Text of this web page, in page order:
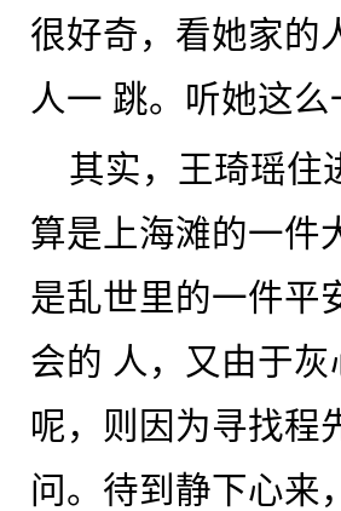
很好奇，看她家的
人一 跳。听她这
其实，王琦瑶住
算是上海滩的一件
是乱世里的一件平
会的 人，又由于
呢，则因为寻找程
问。待到静下心来